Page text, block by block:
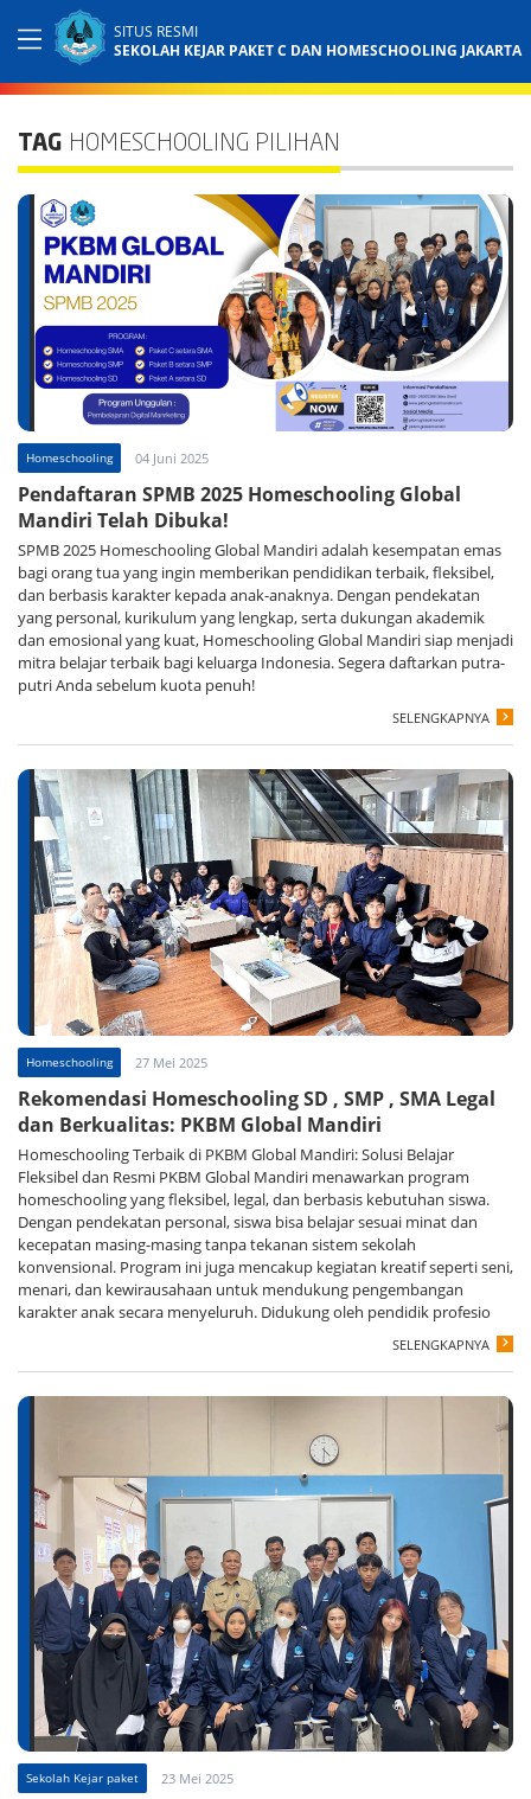
SITUS RESMI
SEKOLAH KEJAR PAKET C DAN HOMESCHOOLING JAKARTA
TAG HOMESCHOOLING PILIHAN
Homeschooling 04 Juni 2025
Pendaftaran SPMB 2025 Homeschooling Global
Mandiri Telah Dibuka!
SPMB 2025 Homeschooling Global Mandiri adalah kesempatan emas
bagi orang tua yang ingin memberikan pendidikan terbaik, fleksibel,
dan berbasis karakter kepada anak-anaknya. Dengan pendekatan
yang personal, kurikulum yang lengkap, serta dukungan akademik
dan emosional yang kuat, Homeschooling Global Mandiri siap menjadi
mitra belajar terbaik bagi keluarga Indonesia. Segera daftarkan putra-
putri Anda sebelum kuota penuh!
SELENGKAPNYA
Homeschooling 27 Mei 2025
Rekomendasi Homeschooling SD , SMP , SMA Legal
dan Berkualitas: PKBM Global Mandiri
Homeschooling Terbaik di PKBM Global Mandiri: Solusi Belajar
Fleksibel dan Resmi PKBM Global Mandiri menawarkan program
homeschooling yang fleksibel, legal, dan berbasis kebutuhan siswa.
Dengan pendekatan personal, siswa bisa belajar sesuai minat dan
kecepatan masing-masing tanpa tekanan sistem sekolah
konvensional. Program ini juga mencakup kegiatan kreatif seperti seni,
menari, dan kewirausahaan untuk mendukung pengembangan
karakter anak secara menyeluruh. Didukung oleh pendidik profesio
SELENGKAPNYA
Sekolah Kejar paket 23 Mei 2025